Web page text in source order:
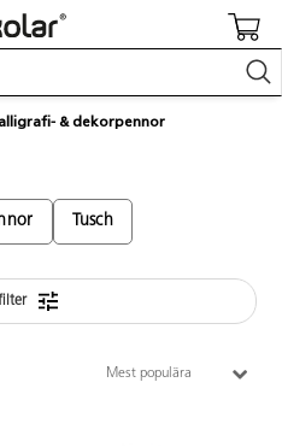
& dekorpennor
Tusch
Mest populära